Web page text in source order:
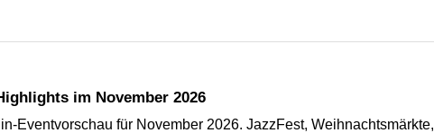
im November 2026
Eventvorschau für November 2026. JazzFest, Weihnachtsmärkte,